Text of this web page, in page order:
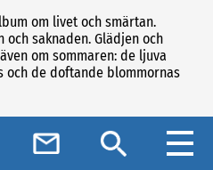
om livet och smärtan.
och saknaden. Glädjen och
om sommaren: de ljuva
och de doftande blommornas
Recensioner (0)